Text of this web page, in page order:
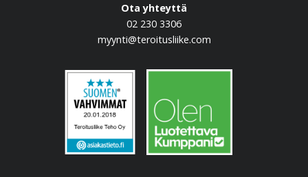
Ota yhteyttä
02 230 3306
myynti@teroitusliike.com